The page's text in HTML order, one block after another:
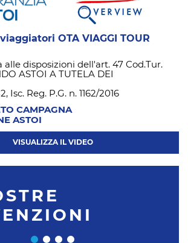
OTA VIAGGI TOUR
alle disposizioni dell'art. 47 Cod.Tur.
ASTOI A TUTELA DEI
Isc. Reg. P.G. n. 1162/2016
CAMPAGNA
ASTOI
VISUALIZZA IL VIDEO